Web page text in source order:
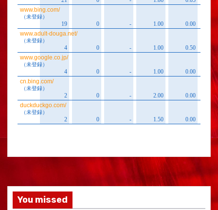
You missed